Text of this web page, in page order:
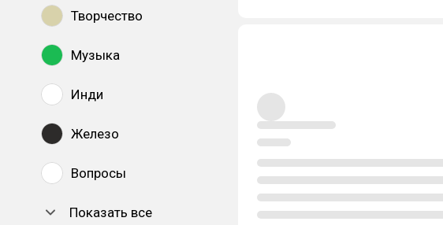
Творчество
Музыка
Инди
Железо
Вопросы
Показать все